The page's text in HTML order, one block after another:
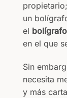
un
el
en el que
Sin
necesita
y más